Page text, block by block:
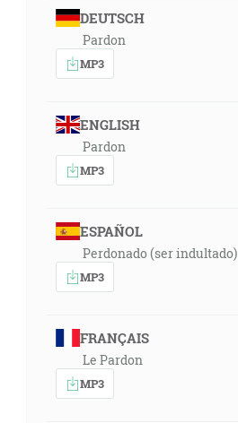
DEUTSCH
Pardon
MP3
ENGLISH
Pardon
MP3
ESPAÑOL
Perdonado (ser indultado)
MP3
FRANÇAIS
Le Pardon
MP3